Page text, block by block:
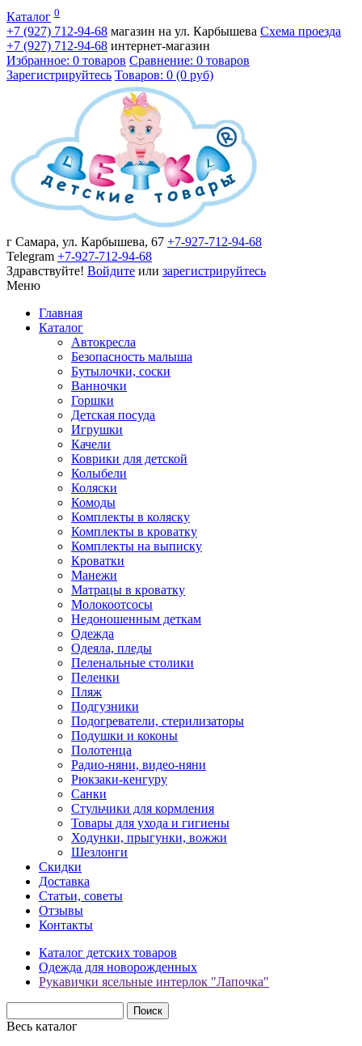
Каталог 0
+7 (927) 712-94-68 магазин на ул. Карбышева Схема проезда
+7 (927) 712-94-68 интернет-магазин
Избранное: 0 товаров Сравнение: 0 товаров
Зарегистрируйтесь Товаров: 0 (0 руб)
г Самара, ул. Карбышева, 67 +7-927-712-94-68
Telegram +7-927-712-94-68
Здравствуйте! Войдите или зарегистрируйтесь
Меню
Главная
Каталог
Автокресла
Безопасность малыша
Бутылочки, соски
Ванночки
Горшки
Детская посуда
Игрушки
Качели
Коврики для детской
Колыбели
Коляски
Комоды
Комплекты в коляску
Комплекты в кроватку
Комплекты на выписку
Кроватки
Манежи
Матрацы в кроватку
Молокоотсосы
Недоношенным деткам
Одежда
Одеяла, пледы
Пеленальные столики
Пеленки
Пляж
Подгузники
Подогреватели, стерилизаторы
Подушки и коконы
Полотенца
Радио-няни, видео-няни
Рюкзаки-кенгуру
Санки
Стульчики для кормления
Товары для ухода и гигиены
Ходунки, прыгунки, вожжи
Шезлонги
Скидки
Доставка
Статьи, советы
Отзывы
Контакты
Каталог детских товаров
Одежда для новорожденных
Рукавички ясельные интерлок "Лапочка"
Весь каталог